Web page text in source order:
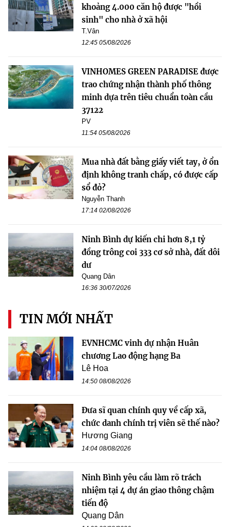
khoảng 4.000 căn hộ được "hồi
sinh" cho nhà ở xã hội
T.Vân
12:45 05/08/2026
VINHOMES GREEN PARADISE được
trao chứng nhận thành phố thông
minh dựa trên tiêu chuẩn toàn cầu
37122
PV
11:54 05/08/2026
Mua nhà đất bằng giấy viết tay, ở ổn
định không tranh chấp, có được cấp
sổ đỏ?
Nguyễn Thanh
17:14 02/08/2026
Ninh Bình dự kiến chi hơn 8,1 tỷ
đồng trông coi 333 cơ sở nhà, đất dôi
dư
Quang Dân
16:36 30/07/2026
TIN MỚI NHẤT
EVNHCMC vinh dự nhận Huân
chương Lao động hạng Ba
Lê Hoa
14:50 08/08/2026
Đưa sĩ quan chính quy về cấp xã,
chức danh chính trị viên sẽ thế nào?
Hương Giang
14:04 08/08/2026
Ninh Bình yêu cầu làm rõ trách
nhiệm tại 4 dự án giao thông chậm
tiến độ
Quang Dân